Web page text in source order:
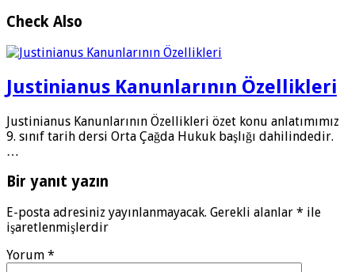
Check Also
Justinianus Kanunlarının Özellikleri
Justinianus Kanunlarının Özellikleri özet konu anlatımımız
9. sınıf tarih dersi Orta Çağda Hukuk başlığı dahilindedir.
…
Bir yanıt yazın
E-posta adresiniz yayınlanmayacak. Gerekli alanlar * ile
işaretlenmişlerdir
Yorum *